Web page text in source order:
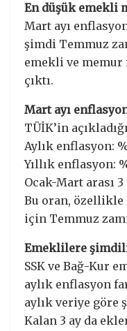
En düşük emekli
Mart ayı
şimdi Temmuz
emekli ve
çıktı.
Mart ayı
TÜİK’in
Aylık enflasyon:
Yıllık enflasyon:
Ocak-Mart arası
Bu oran, özellikle
için Temmuz
Emeklilere
SSK ve Bağ-Kur
aylık enflasyon
aylık veriye göre
Kalan 3 ay da